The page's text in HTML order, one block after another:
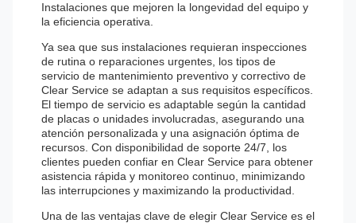
Instalaciones que mejoren la longevidad del equipo y
la eficiencia operativa.
Ya sea que sus instalaciones requieran inspecciones
de rutina o reparaciones urgentes, los tipos de
servicio de mantenimiento preventivo y correctivo de
Clear Service se adaptan a sus requisitos específicos.
El tiempo de servicio es adaptable según la cantidad
de placas o unidades involucradas, asegurando una
atención personalizada y una asignación óptima de
recursos. Con disponibilidad de soporte 24/7, los
clientes pueden confiar en Clear Service para obtener
asistencia rápida y monitoreo continuo, minimizando
las interrupciones y maximizando la productividad.
Una de las ventajas clave de elegir Clear Service es el